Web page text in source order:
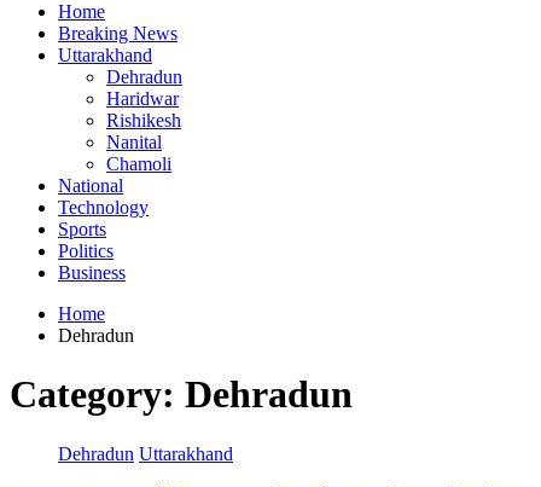
Home
Breaking News
Uttarakhand
Dehradun
Haridwar
Rishikesh
Nanital
Chamoli
National
Technology
Sports
Politics
Business
Home
Dehradun
Category: Dehradun
Dehradun Uttarakhand